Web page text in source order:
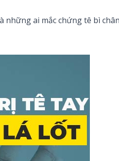
ai mắc chứng tê bì